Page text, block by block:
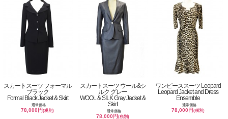
スカートスーツ フォーマル
ブラック
Formal Black Jacket & Skirt
通常価格
78,000円(税別)
スカートスーツ ウール&シ
ルク グレー
WOOL & SILK Gray Jacket &
Skirt
通常価格
78,000円(税別)
ワンピーススーツ Leopard
Leopard Jacket and Dress
Ensemble
通常価格
78,000円(税別)